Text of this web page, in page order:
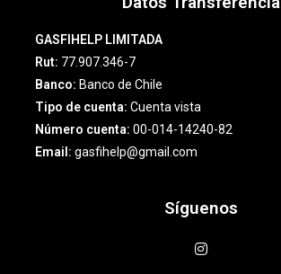
GASFIHELP LIMITADA
Rut: 77.907.346-7
Banco: Banco de Chile
Tipo de cuenta: Cuenta vista
Número cuenta: 00-014-14240-82
Email: gasfihelp@gmail.com
Síguenos